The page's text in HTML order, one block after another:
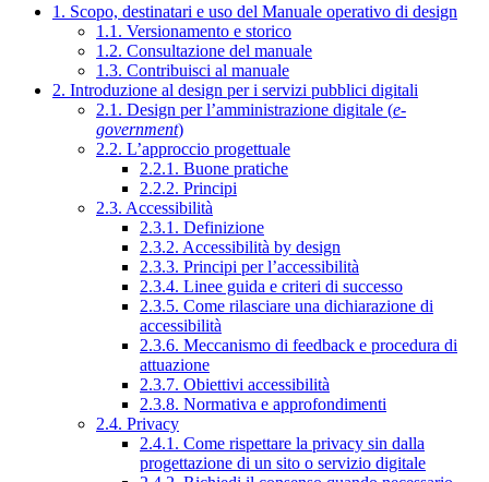
1. Scopo, destinatari e uso del Manuale operativo di design
1.1. Versionamento e storico
1.2. Consultazione del manuale
1.3. Contribuisci al manuale
2. Introduzione al design per i servizi pubblici digitali
2.1. Design per l’amministrazione digitale (e-
government)
2.2. L’approccio progettuale
2.2.1. Buone pratiche
2.2.2. Principi
2.3. Accessibilità
2.3.1. Definizione
2.3.2. Accessibilità by design
2.3.3. Principi per l’accessibilità
2.3.4. Linee guida e criteri di successo
2.3.5. Come rilasciare una dichiarazione di
accessibilità
2.3.6. Meccanismo di feedback e procedura di
attuazione
2.3.7. Obiettivi accessibilità
2.3.8. Normativa e approfondimenti
2.4. Privacy
2.4.1. Come rispettare la privacy sin dalla
progettazione di un sito o servizio digitale